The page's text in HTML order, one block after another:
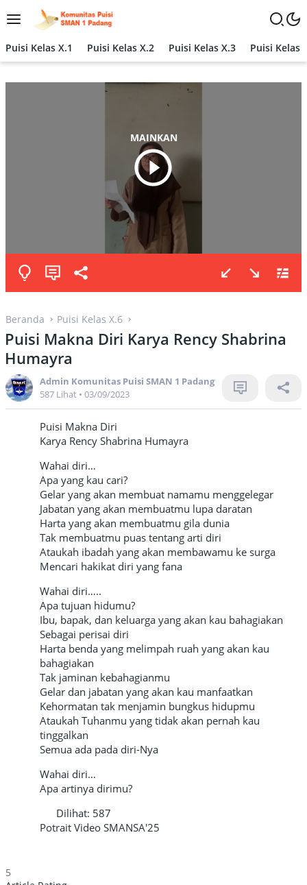
Langsung
ke
Puisi Kelas X.1
Puisi Kelas X.2 Puisi Kelas X.3 Puisi Kelas
MAINKAN
Beranda Puisi Kelas X.6
Puisi Makna Diri Karya Rency Shabrina
Humayra
Admin Komunitas Puisi SMAN 1 Padang
587 Lihat • 03/09/2023
Puisi Makna Diri
Karya Rency Shabrina Humayra
Wahai diri…
Apa yang kau cari?
Gelar yang akan membuat namamu menggelegar
Jabatan yang akan membuatmu lupa daratan
Harta yang akan membuatmu gila dunia
Tak membuatmu puas tentang arti diri
Ataukah ibadah yang akan membawamu ke surga
Mencari hakikat diri yang fana
Wahai diri…..
Apa tujuan hidumu?
Ibu, bapak, dan keluarga yang akan kau bahagiakan
Sebagai perisai diri
Harta benda yang melimpah ruah yang akan kau
bahagiakan
Tak jaminan kebahagianmu
Gelar dan jabatan yang akan kau manfaatkan
Kehormatan tak menjamin bungkus hidupmu
Ataukah Tuhanmu yang tidak akan pernah kau
tinggalkan
Semua ada pada diri-Nya
Wahai diri…
Apa artinya dirimu?
Dilihat: 587
Potrait Video SMANSA'25
5